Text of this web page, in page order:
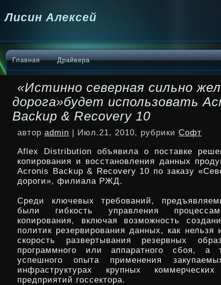
Лисин Алексей
Главная Драйвера
«Истинно северная сильно
дорога»будет использовать
Backup & Recovery 10
автор admin | Июл.21, 2010, рубрики Софт
Aflex Distribution объявила о поставке
копирования и восстановления данных
Acronis Backup & Recovery 10 по заказу
дороги», филиала РЖД.
Среди ключевых требований,
были гибкость управления
копирования, включая возможность
политик резервирования данных, как нельзя
скорость развертывания резервных
программного или аппаратного сбоя, а
успешного опыта применения
инфраструктурах крупных
предприятий госсектора.